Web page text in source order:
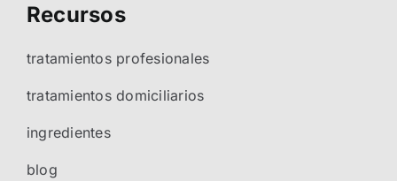
Recursos
tratamientos profesionales
tratamientos domiciliarios
ingredientes
blog